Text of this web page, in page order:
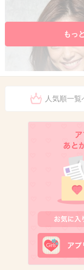
2013/02/11(月) 12:44:25
絶対コケる
もっ
人気順一覧